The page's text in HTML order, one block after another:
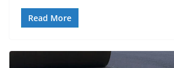
Read More